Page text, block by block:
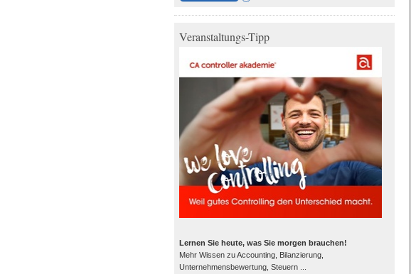
Veranstaltungs-Tipp
Lernen Sie heute, was Sie morgen brauchen!
Mehr Wissen zu Accounting, Bilanzierung,
Unternehmensbewertung, Steuern ...